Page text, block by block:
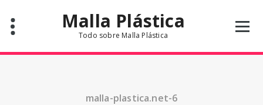
contenido
Malla Plástica
Todo sobre Malla Plástica
malla-plastica.net-6